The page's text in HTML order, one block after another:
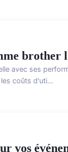
brother
avec ses
coûts d'uti...
vos